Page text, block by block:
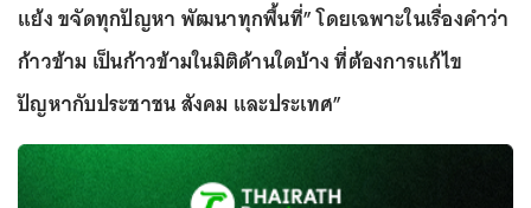
แย้ง ขจัดทุกปัญหา พัฒนาทุกพื้นที่” โดยเฉพาะในเรื่องคำว่า
ก้าวข้าม เป็นก้าวข้ามในมิติด้านใดบ้าง ที่ต้องการแก้ไข
ปัญหากับประชาชน สังคม และประเทศ”